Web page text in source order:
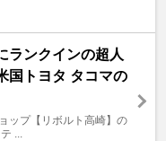
ランクインの超人
国トヨタ タコマの
ップ【リボルト高崎】の
...